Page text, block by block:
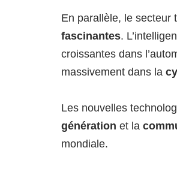
En parallèle, le secteur
fascinantes.
croissantes dans
massivement dans la
Les nouvelles
génération et la
mondiale.